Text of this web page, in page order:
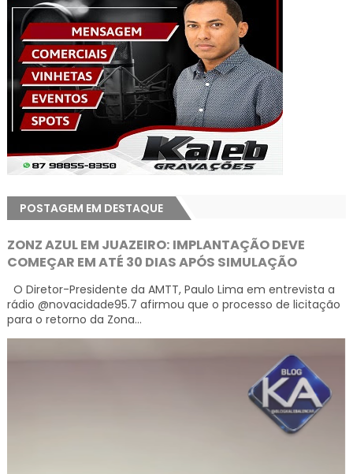
POSTAGEM EM DESTAQUE
ZONZ AZUL EM JUAZEIRO: IMPLANTAÇÃO DEVE
COMEÇAR EM ATÉ 30 DIAS APÓS SIMULAÇÃO
O Diretor-Presidente da AMTT, Paulo Lima em entrevista a
rádio @novacidade95.7 afirmou que o processo de licitação
para o retorno da Zona...